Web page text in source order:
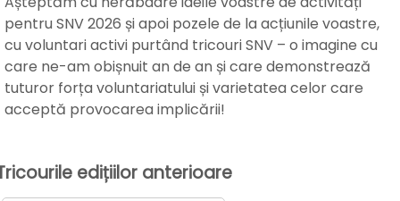
pentru SNV 2026 și apoi pozele de la acțiunile voastre,
cu voluntari activi purtând tricouri SNV – o imagine cu
care ne-am obișnuit an de an și care demonstrează
tuturor forța voluntariatului și varietatea celor care
acceptă provocarea implicării!
edițiilor anterioare